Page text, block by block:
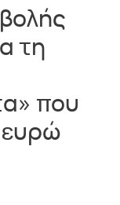
τη
που
ευρώ